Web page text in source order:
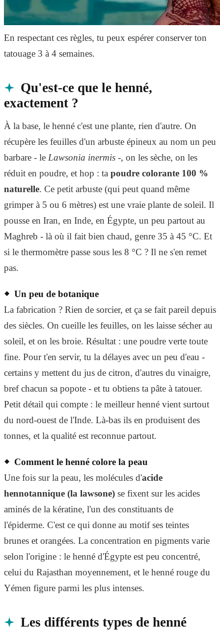
En respectant ces règles, tu peux espérer conserver ton
tatouage 3 à 4 semaines.
Qu'est-ce que le henné,
exactement ?
À la base, le henné c'est une plante, rien d'autre. On
récupère les feuilles d'un arbuste épineux au nom un peu
barbare - le Lawsonia inermis -, on les sèche, on les
réduit en poudre, et hop : ta poudre colorante 100 %
naturelle. Ce petit arbuste (qui peut quand même
grimper à 5 ou 6 mètres) est une vraie plante de soleil. Il
pousse en Iran, en Inde, en Égypte, un peu partout au
Maghreb - là où il fait bien chaud, genre 35 à 45 °C. Et
si le thermomètre passe sous les 8 °C ? Il ne s'en remet
pas.
Un peu de botanique
La fabrication ? Rien de sorcier, et ça se fait pareil depuis
des siècles. On cueille les feuilles, on les laisse sécher au
soleil, et on les broie. Résultat : une poudre verte toute
fine. Pour t'en servir, tu la délayes avec un peu d'eau -
certains y mettent du jus de citron, d'autres du vinaigre,
bref chacun sa popote - et tu obtiens ta pâte à tatouer.
Petit détail qui compte : le meilleur henné vient surtout
du nord-ouest de l'Inde. Là-bas ils en produisent des
tonnes, et la qualité est reconnue partout.
Comment le henné colore la peau
Une fois sur la peau, les molécules d'acide
hennotannique (la lawsone) se fixent sur les acides
aminés de la kératine, l'un des constituants de
l'épiderme. C'est ce qui donne au motif ses teintes
brunes et orangées. La concentration en pigments varie
selon l'origine : le henné d'Égypte est peu concentré,
celui du Rajasthan moyennement, et le henné rouge du
Yémen figure parmi les plus intenses.
Les différents types de henné